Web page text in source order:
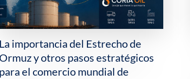
Qué es el hidrógeno verde y para
qué puede servir